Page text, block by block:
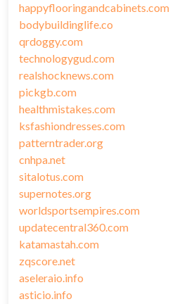
happyflooringandcabinets.com
bodybuildinglife.co
qrdoggy.com
technologygud.com
realshocknews.com
pickgb.com
healthmistakes.com
ksfashiondresses.com
patterntrader.org
cnhpa.net
sitalotus.com
supernotes.org
worldsportsempires.com
updatecentral360.com
katamastah.com
zqscore.net
aseleraio.info
asticio.info